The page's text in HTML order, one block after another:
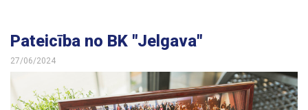
Pateicība no BK "Jelgava"
27/06/2024